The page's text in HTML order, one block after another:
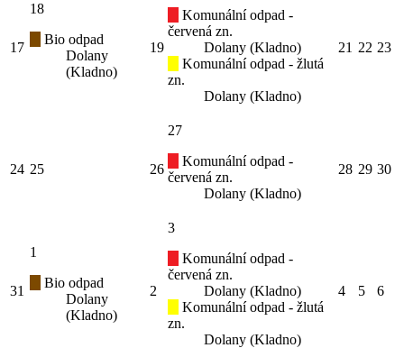
17
18
Bio odpad
Dolany
(Kladno)
19
Komunální odpad -
červená zn.
Dolany (Kladno)
Komunální odpad - žlutá
zn.
Dolany (Kladno)
21 22 23
24 25 26
27
Komunální odpad -
červená zn.
Dolany (Kladno)
28 29 30
31
1
Bio odpad
Dolany
(Kladno)
2
3
Komunální odpad -
červená zn.
Dolany (Kladno)
Komunální odpad - žlutá
zn.
Dolany (Kladno)
4 5 6